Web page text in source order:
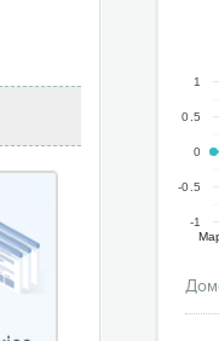
-1
-0.5
0
0.5
1